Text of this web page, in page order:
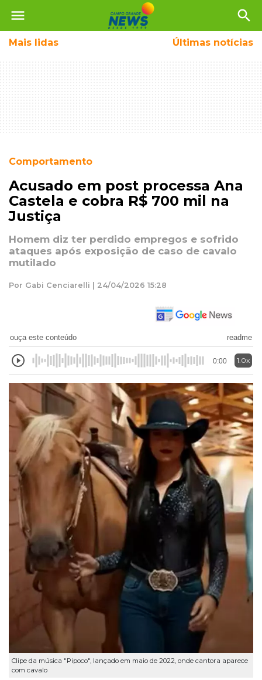
menu search
Mais lidas Últimas notícias
Comportamento
Acusado em post processa Ana
Castela e cobra R$ 700 mil na
Justiça
Homem diz ter perdido empregos e sofrido
ataques após exposição de caso de cavalo
mutilado
Por Gabi Cenciarelli | 24/04/2026 15:28
ouça este conteúdo readme
0:00 1.0x
Clipe da música "Pipoco", lançado em maio de 2022, onde cantora aparece
com cavalo